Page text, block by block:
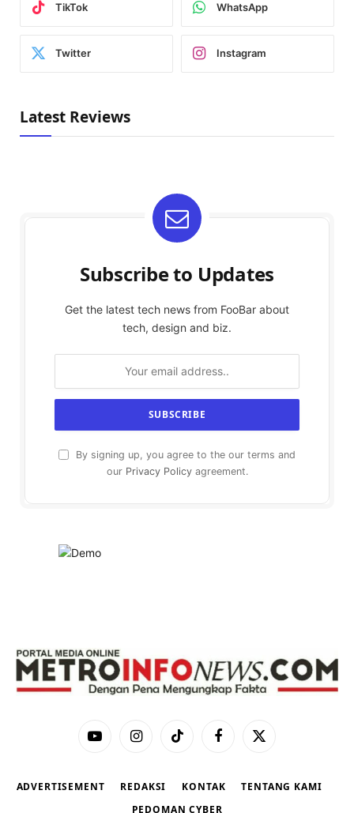
TikTok WhatsApp
Twitter Instagram
Latest Reviews
Subscribe to Updates
Get the latest tech news from FooBar about
tech, design and biz.
By signing up, you agree to the our terms and
our Privacy Policyagreement.
YouTubeInstagramTikTok Facebook
X
ADVERTISEMENT REDAKSI KONTAK
TENTANG KAMI
PEDOMAN CYBER